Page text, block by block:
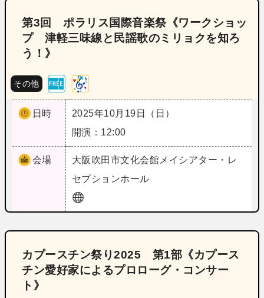
第3回 ポラリス国際音楽祭《ワークショッ
プ 津軽三味線と民謡歌のミリョクを知ろ
う！》
その他
日時
2025年10月19日（日）
開演：12:00
会場 大阪 吹田市文化会館メイシアター・レ
セプションホール
カプースチン祭り2025 第1部《カプース
チン愛好家によるプロローグ・コンサー
ト》